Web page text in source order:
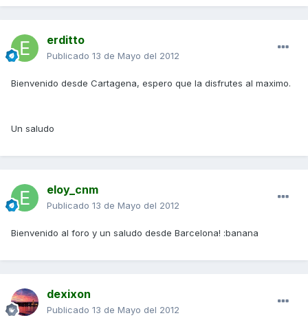
erditto
Publicado 13 de Mayo del 2012
Bienvenido desde Cartagena, espero que la disfrutes al maximo.
Un saludo
eloy_cnm
Publicado 13 de Mayo del 2012
Bienvenido al foro y un saludo desde Barcelona! :banana
dexixon
Publicado 13 de Mayo del 2012